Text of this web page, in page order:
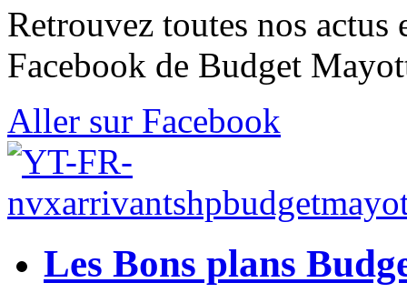
Retrouvez toutes nos
Facebook de Budget
Aller sur Facebook
Les Bons plans